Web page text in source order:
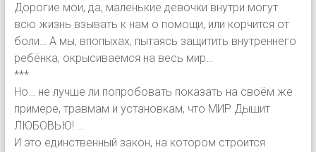
Дорогие мои, да, маленькие девочки внутри могут
всю жизнь взывать к нам о помощи, или корчится от
боли… А мы, впопыхах, пытаясь защитить внутреннего
ребёнка, окрысиваемся на весь мир…
***
Но… не лучше ли попробовать показать на своём же
примере, травмам и установкам, что МИР Дышит
ЛЮБОВЬЮ! …
И это единственный закон, на котором строится